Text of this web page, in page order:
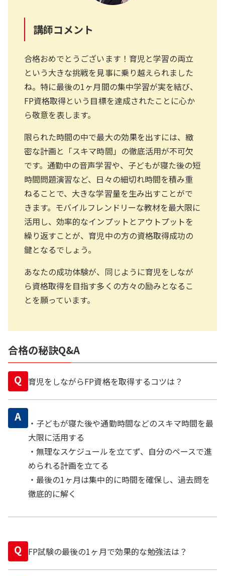
講師コメント
合格おめでとうございます！育児と学習の両立
という大きな挑戦を見事に乗り越えられました
ね。特に最後の1ヶ月間の集中学習が実を結び、
FP資格取得という目標を達成されたことに心か
ら敬意を表します。
限られた時間の中で最大の効果を出すには、緻
密な計画と「スキマ時間」の徹底活用が不可欠
です。通勤中の音声学習や、子どもが寝た後の短
時間問題演習など、日々の細切れ時間を積み重
ねることで、大きな学習量を生み出すことがで
きます。モバイルフレンドリーな教材を最大限に
活用し、効率的なインプットとアウトプットを
繰り返すことが、育児中の方の資格取得成功の
鍵となるでしょう。
あなたの成功体験が、同じように育児をしなが
ら資格取得を目指す多くの方々の励みとなるこ
とを願っています。
合格の秘訣Q&A
Q 育児をしながらFP資格を取得するコツは？
A
・子どもが寝た後や通勤時間などのスキマ時間を最
大限に活用する
・無理なスケジュールを立てず、自分のペースで進
められる計画を立てる
・最後の1ヶ月は集中的に時間を確保し、過去問を
徹底的に解く
Q FP試験の最後の1ヶ月で効果的な勉強法は？